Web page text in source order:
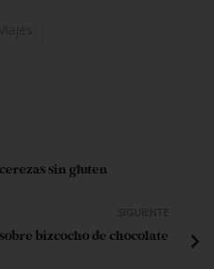
Viajes
sin gluten
SIGUIENTE
bizcocho de chocolate